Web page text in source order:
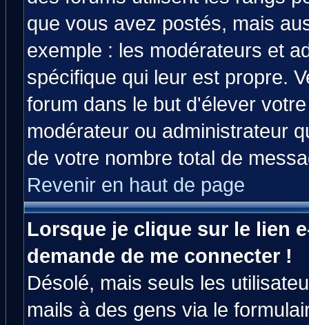
que vous avez postés, mais
exemple : les modérateurs et
spécifique qui leur est propre.
forum dans le but d'élever
modérateur ou administrateur
de votre nombre total de
Revenir en haut de page
Lorsque je clique sur le lien
demande de me connecter !
Désolé, mais seuls les
mails à des gens via le